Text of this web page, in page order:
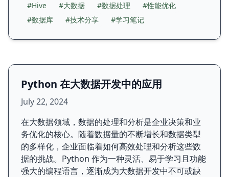
#Hive #大数据 #数据处理
#性能优化
#数据库
#技术分享 #学习笔记
Python 在大数据开发中的应用
July 22, 2024
在大数据领域，数据的处理和分析是企业决策和业
务优化的核心。随着数据量的不断增长和数据类型
的多样化，企业面临着如何高效处理和分析这些数
据的挑战。Python 作为一种灵活、易于学习且功能
强大的编程语言，逐渐成为大数据开发中不可或缺